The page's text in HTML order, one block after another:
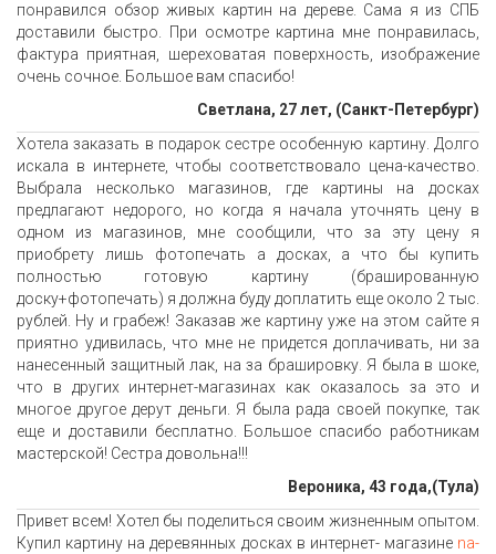
понравился обзор живых картин на дереве. Сама я из СПБ
доставили быстро. При осмотре картина мне понравилась,
фактура приятная, шереховатая поверхность, изображение
очень сочное. Большое вам спасибо!
Светлана, 27 лет, (Санкт-Петербург)
Хотела заказать в подарок сестре особенную картину. Долго
искала в интернете, чтобы соответствовало цена-качество.
Выбрала несколько магазинов, где картины на досках
предлагают недорого, но когда я начала уточнять цену в
одном из магазинов, мне сообщили, что за эту цену я
приобрету лишь фотопечать а досках, а что бы купить
полностью готовую картину (брашированную
доску+фотопечать) я должна буду доплатить еще около 2 тыс.
рублей. Ну и грабеж! Заказав же картину уже на этом сайте я
приятно удивилась, что мне не придется доплачивать, ни за
нанесенный защитный лак, на за брашировку. Я была в шоке,
что в других интернет-магазинах как оказалось за это и
многое другое дерут деньги. Я была рада своей покупке, так
еще и доставили бесплатно. Большое спасибо работникам
мастерской! Сестра довольна!!!
Вероника, 43 года,(Тула)
Привет всем! Хотел бы поделиться своим жизненным опытом.
Купил картину на деревянных досках в интернет- магазине na-